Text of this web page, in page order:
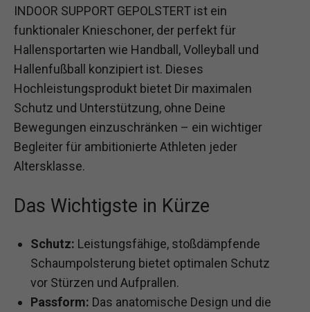
INDOOR SUPPORT GEPOLSTERT ist ein
funktionaler Knieschoner, der perfekt für
Hallensportarten wie Handball, Volleyball und
Hallenfußball konzipiert ist. Dieses
Hochleistungsprodukt bietet Dir maximalen
Schutz und Unterstützung, ohne Deine
Bewegungen einzuschränken – ein wichtiger
Begleiter für ambitionierte Athleten jeder
Altersklasse.
Das Wichtigste in Kürze
Schutz: Leistungsfähige, stoßdämpfende
Schaumpolsterung bietet optimalen Schutz
vor Stürzen und Aufprallen.
Passform: Das anatomische Design und die